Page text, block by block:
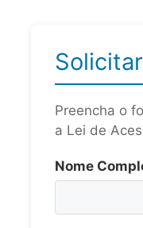
Preencha o
a Lei de
Nome